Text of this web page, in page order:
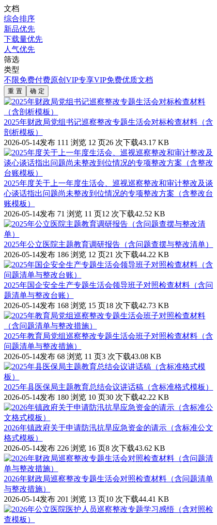
文档
综合排序
新品优先
下载量优先
人气优先
筛选
类型
不限免费付费原创 VIP专享VIP免费优质文档
重 置 确 定
2025年财政局党组书记巡察整改专题生活会对标检查材料（含
剖析模板）
2026-05-14发布 111 浏览 12 页26 次下载43.17 KB
2025年度关于上一年度生活会、巡视巡察整改和审计整改及谈
心谈话指出问题尚未整改到位情况的专项整改方案（含整改台
账模板）
2026-05-14发布 71 浏览 11 页12 次下载42.52 KB
2025年公立医院主题教育调研报告（含问题查摆与整改清单）
2026-05-14发布 186 浏览 12 页21 次下载44.22 KB
2025年国企安全生产专题生活会领导班子对照检查材料（含问
题清单与整改台账）
2026-05-14发布 168 浏览 15 页18 次下载42.73 KB
2025年教育局党组巡察整改专题生活会班子对照检查材料（含
问题清单与整改措施）
2026-05-14发布 68 浏览 11 页3 次下载43.08 KB
2025年县医保局主题教育总结会议讲话稿（含标准格式模板）
2026-05-14发布 180 浏览 10 页30 次下载42.22 KB
2026年镇政府关于申请防汛抗旱应急资金的请示（含标准公文
格式模板）
2026-05-14发布 226 浏览 16 页8 次下载43.62 KB
2026年财政局巡察整改专题生活会对照检查材料（含问题清单
与整改措施）
2026-05-14发布 201 浏览 13 页10 次下载44.41 KB